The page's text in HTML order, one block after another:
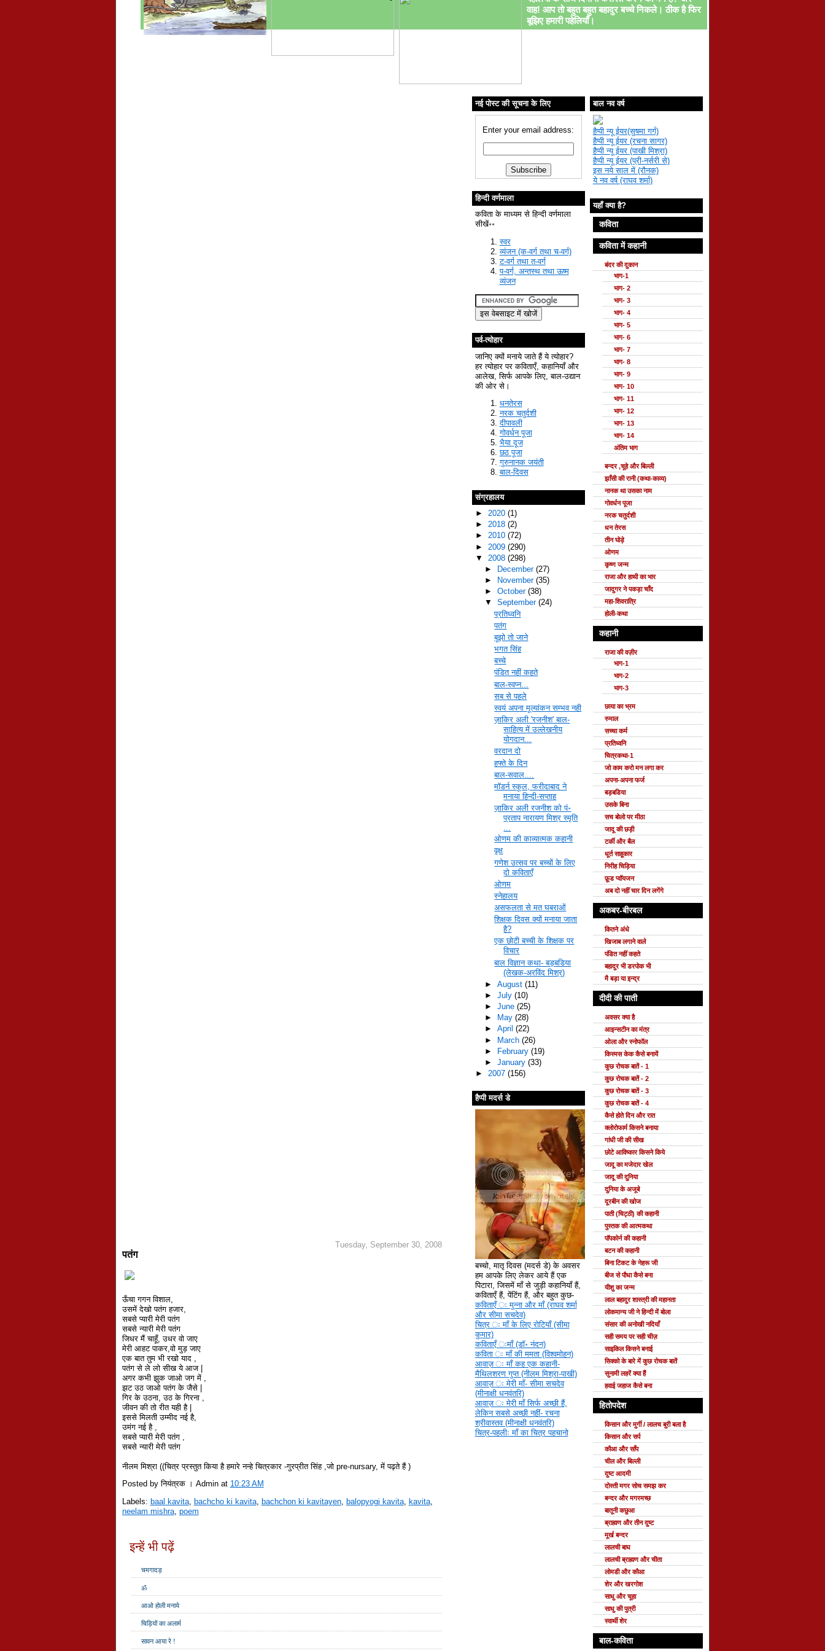
वाह! आप तो बहुत बहुत बहादुर बच्चे निकले। ठीक है फिर
बूझिए हमारी पहेलियाँ।
Tuesday, September 30, 2008
पतंग
ऊँचा गगन विशाल,
उसमें देखो पतंग हजार,
सबसे प्यारी मेरी पतंग
सबसे न्यारी मेरी पतंग
जिधर मैं चाहूँ, उधर वो जाए
मेरी आहट पाकर,वो मुड़ जाए
एक बात तुम भी रखो याद ,
पतंग से ले लो सीख ये आज |
अगर कभी झुक जाओ जग में ,
झट उठ जाओ पतंग के जैसे |
गिर के उठना, उठ के गिरना ,
जीवन की तो रीत यही है |
इससे मिलती उम्मीद नई है,
उमंग नई है ,
सबसे प्यारी मेरी पतंग ,
सबसे न्यारी मेरी पतंग
नीलम मिश्रा ((चित्र प्रस्तुत किया है हमारे नन्हे चित्रकार -गुरप्रीत सिंह ,जो pre-nursary, में पढ़ते हैं )
Posted by नियंत्रक । Admin at 10:23 AM
Labels: baal kavita, bachcho ki kavita, bachchon ki kavitayen, balopyogi kavita, kavita,
neelam mishra, poem
इन्हें भी पढ़ें
चमगादड़
ॐ
आओ होली मनाये
चिड़ियों का अलार्म
सावन आया रे !
नई पोस्ट की सूचना के लिए
Enter your email address:
हिन्दी वर्णमाला
कविता के माध्यम से हिन्दी वर्णमाला
सीखें॰॰
स्वर
व्यंजन (क-वर्ग तथा च-वर्ग)
ट-वर्ग तथा त-वर्ग
प-वर्ग, अन्तस्थ तथा ऊष्म
व्यंजन
पर्व-त्योहार
जानिए क्यों मनाये जाते हैं ये त्योहार?
हर त्योहार पर कविताएँ, कहानियाँ और
आलेख, सिर्फ आपके लिए, बाल-उद्यान
की ओर से।
धनतेरस
नरक चतुर्दशी
दीपावली
गोवर्धन पूजा
भैया दूज
छठ पूजा
गुरुनानक जयंती
बाल-दिवस
संग्रहालय
► 2020 (1)
► 2018 (2)
► 2010 (72)
► 2009 (290)
▼ 2008 (298)
►
December (27)
►
November (35)
► October (38)
▼ September (24)
प्रतिध्वनि
पतंग
बूझो तो जाने
भगत सिंह
बच्चे
पंडित नहीं कहते
बाल-स्वप्न...
सब से पहले
स्वयं अपना मूल्यांकन सम्भव नही
ज़ाकिर अली 'रजनीश' बाल-
साहित्य में उल्लेखनीय
योगदान...
वरदान दो
हफ्ते के दिन
बाल-सवाल....
मॉडर्न स्कूल, फरीदाबाद ने
मनाया हिन्दी-सप्ताह
ज़ाकिर अली रजनीश को पं॰
प्रताप नारायण मिश्र स्मृति
...
ओणम की काव्यात्मक कहानी
वृक्ष
गणेश उत्सव पर बच्चों के लिए
दो कविताएँ
ओणम
स्नेहालय
असफलता से मत घबराओं
शिक्षक दिवस क्यों मनाया जाता
है?
एक छोटी बच्ची के शिक्षक पर
विचार
बाल विज्ञान कथा- बड़बडिया
(लेखक-अरविंद मिश्र)
► August (11)
► July (10)
► June (25)
►
May (28)
► April (22)
► March (26)
►
February (19)
► January (33)
► 2007 (156)
हैप्पी मदर्स डे
बच्चो, मातृ दिवस (मदर्स डे) के अवसर
हम आपके लिए लेकर आये हैं एक
पिटारा, जिसमें माँ से जुड़ी कहानियाँ हैं,
कविताएँ हैं, पेंटिंग हैं, और बहुत कुछ-
कविताएँ ‍ः मुन्ना और माँ (राघव शर्मा
और सीमा सचदेव)
चित्र ‍ः माँ के लिए रोटियाँ (सीमा
कुमार)
कविताएँ ‍ःमाँ (डॉ॰ नंदन)
कविता ‍ः माँ की ममता (विश्वमोहन)
आवाज़ ‍ः माँ कह एक कहानी-
मैथिलशरण गुप्त (नीलम मिश्रा-पाखी)
आवाज़ ‍ः मेरी माँ- सीमा सचदेव
(मीनाक्षी धनवंतरि)
आवाज़ ‍ः मेरी माँ सिर्फ अच्छी हैं,
लेकिन सबसे अच्छी नहीं- रचना
श्रीवास्तव (मीनाक्षी धनवंतरि)
चित्र-पहलीः माँ का चित्र पहचानो
बाल नव वर्ष
हैप्पी न्यू ईयर(सुषमा गर्ग)
हैप्पी न्यू ईयर (रचना सागर)
हैप्पी न्यू ईयर (पाखी मिश्रा)
हैप्पी न्यू ईयर (प्री-नर्सरी से)
इस नये साल में (रौनक)
ये नव वर्ष (राघव शर्मा)
यहाँ क्या है?
कविता
कविता में कहानी
बंदर की दुकान
भाग-1
भाग- 2
भाग- 3
भाग- 4
भाग- 5
भाग- 6
भाग- 7
भाग- 8
भाग- 9
भाग- 10
भाग- 11
भाग- 12
भाग- 13
भाग- 14
अंतिम भाग
बन्दर ,चूहे और बिल्ली
झाँसी की रानी (कथा-काव्य)
नानक था उसका नाम
गोवर्धन पूजा
नरक चतुर्दशी
धन तेरस
तीन घोड़े
ओणम
कृष्ण जन्म
राजा और हाथी का भार
जादुगर ने पकड़ा चाँद
महा-शिवरात्रि
होली-कथा
कहानी
राजा की वज़ीर
भाग-1
भाग-2
भाग-3
छाया का भ्रम
रुमाल
सच्चा कर्म
प्रतिध्वनि
चित्रकथा-1
जो काम करो मन लगा कर
अपना-अपना फर्ज
बड़बडिया
उसके बिना
सच बोलो पर मीठा
जादू की छड़ी
टर्की और बैल
धूर्त साहूकार
निरीह चिड़िया
फ़ूड प्वॉयजन
अब दो नहीं चार दिन लगेंगे
अकबर-बीरबल
कितने अंधे
खिजाब लगाने वाले
पंडित नहीं कहते
बहादुर भी डरपोक भी
मै बड़ा या इन्द्र
दीदी की पाती
अवसर क्या है
आइन्सटीन का मंत्र
ओला और स्नोफॉल
किस्मस केक कैसे बनायें
कुछ रोचक बातें - 1
कुछ रोचक बातें - 2
कुछ रोचक बातें - 3
कुछ रोचक बातें - 4
कैसे होते दिन और रात
क्लोरोफार्म किसने बनाया
गांधी जी की सीख
छोटे आविष्कार किसने किये
जादू का मजेदार खेल
जादू की दुनिया
दुनिया के अजूबे
दूरबीन की खोज
पाती (चिट्ठी) की कहानी
पुस्तक की आत्मकथा
पॉपकोर्न की कहानी
बटन की कहानी
बिना टिकट के नेहरू जी
बीज से पौधा कैसे बना
यीशु का जन्म
लाल बहादुर शास्त्री की महानता
लोकमान्य जी ने हिन्दी में बोला
संसार की अनोखी नदियाँ
सही समय पर सही चीज़
साइकिल किसने बनाई
सिक्को के बारे में कुछ रोचक बातें
सुनामी लहरें क्या हैं
हवाई जहाज कैसे बना
हितोपदेश
किसान और मुर्गी / लालच बुरी बला है
किसान और सर्प
कौआ और साँप
चील और बिल्ली
दुष्ट आदमी
दोस्ती मगर सोच समझ कर
बन्दर और मगरमच्छ
बातूनी कछुआ
ब्राह्मण और तीन दुष्ट
मूर्ख बन्दर
लालची बाघ
लालची ब्राह्मण और चीता
लोमडी और कौआ
शेर और खरगोश
साधु और चूहा
साधु की पुत्री
स्वार्थी शेर
बाल-कविता